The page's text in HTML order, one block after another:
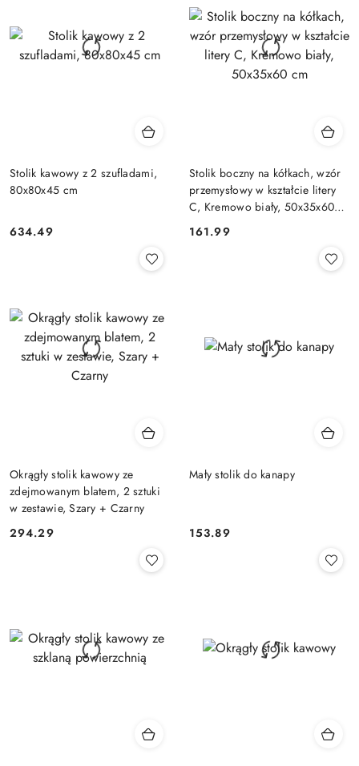
Stolik kawowy z 2 szufladami,
80x80x45 cm
Cena:
634.49
Stolik boczny na kółkach, wzór
przemysłowy w kształcie litery
C, Kremowo biały, 50x35x60
Cena:
161.99
Okrągły stolik kawowy ze
zdejmowanym blatem, 2 sztuki
w zestawie, Szary + Czarny
Cena:
294.29
Mały stolik do kanapy
Cena:
153.89